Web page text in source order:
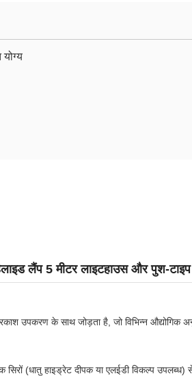
योग्य
लैंप 5 मीटर लाइटहाउस और पुश-
उपकरण के साथ जोड़ता है, जो विभिन्न औद्योगिक
सिरों (धातु हाइड्रेट दीपक या एलईडी विकल्प